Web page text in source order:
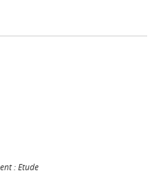
: Etude